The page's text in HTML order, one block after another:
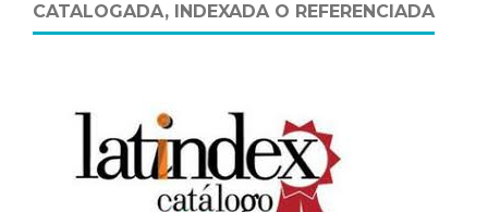
CATALOGADA, INDEXADA O REFERENCIADA